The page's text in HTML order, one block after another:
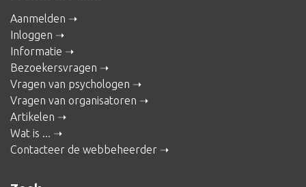
Aanmelden
Inloggen
Informatie
Bezoekersvragen
Vragen van psychologen
Vragen van organisatoren
Artikelen
Wat is ...
Contacteer de webbeheerder